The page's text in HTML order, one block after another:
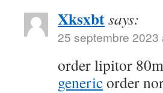
Xksxbtsays:
25 septembre 2023
order lipitor
genericorder